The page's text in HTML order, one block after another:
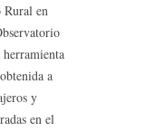
Rural en
a
y
en el